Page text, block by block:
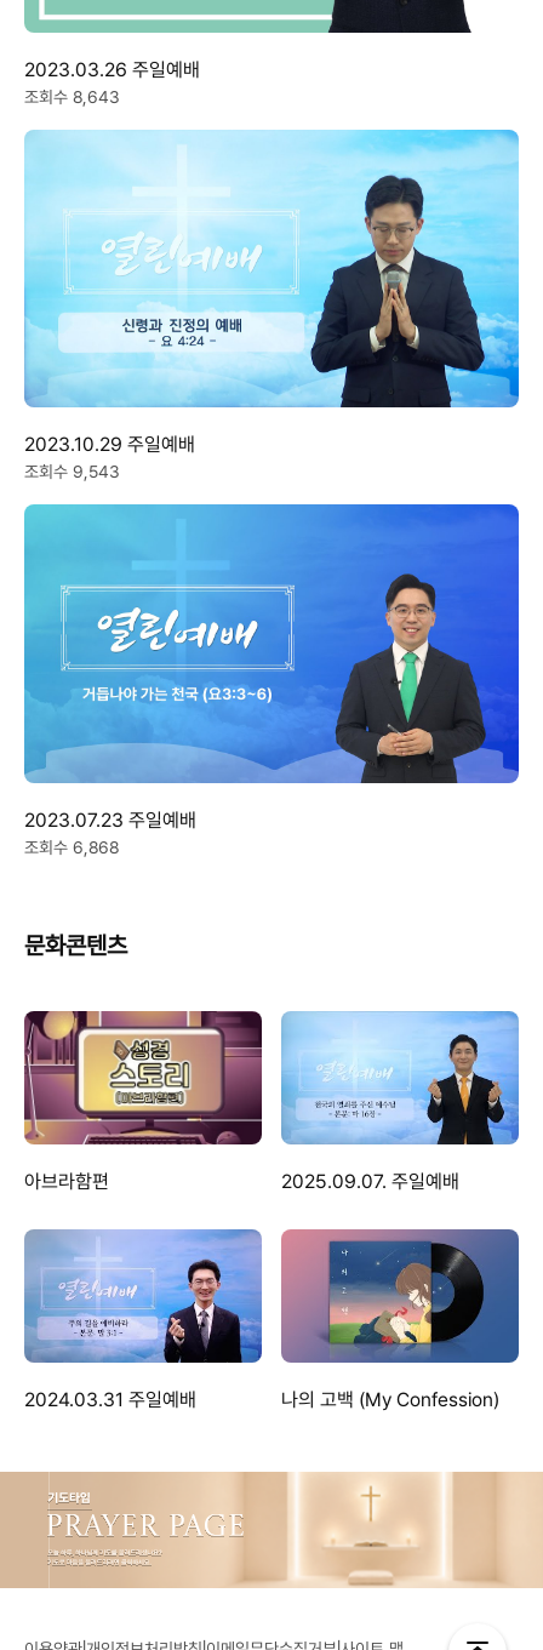
2023.03.26 주일예배
조회수 8,643
2023.10.29 주일예배
조회수 9,543
2023.07.23 주일예배
조회수 6,868
문화콘텐츠
아브라함편 2025.09.07. 주일예배
2024.03.31 주일예배 나의 고백 (My Confession)
| | |